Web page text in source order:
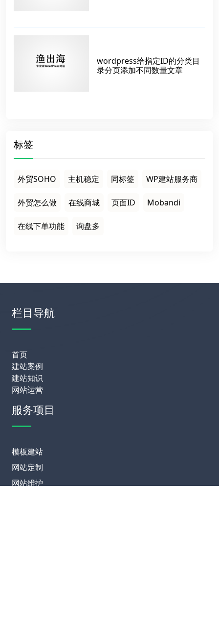
wordpress给指定ID的分类目
录分页添加不同数量文章
标签
外贸SOHO 主机稳定 同标签 WP建站服务商
外贸怎么做 在线商城 页面ID Mobandi
在线下单功能 询盘多
栏目导航
首页
建站案例
建站知识
网站运营
服务项目
模板建站
网站定制
网站维护